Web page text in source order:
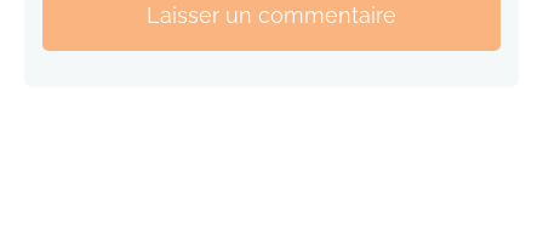
Laisser un commentaire